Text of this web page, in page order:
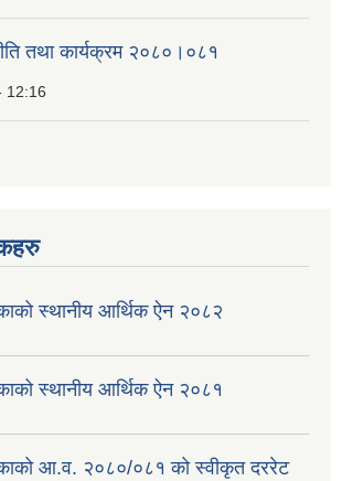
तथा कार्यक्रम २०८०।०८१
12:16
स्थानीय आर्थिक ऐन २०८२
स्थानीय आर्थिक ऐन २०८१
आ.व. २०८०/०८१ को स्वीकृत दररेट